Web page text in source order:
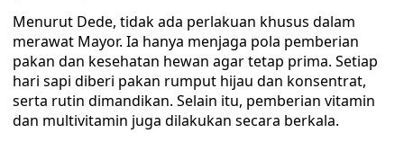
Menurut Dede, tidak ada perlakuan khusus dalam
merawat Mayor. Ia hanya menjaga pola pemberian
pakan dan kesehatan hewan agar tetap prima. Setiap
hari sapi diberi pakan rumput hijau dan konsentrat,
serta rutin dimandikan. Selain itu, pemberian vitamin
dan multivitamin juga dilakukan secara berkala.